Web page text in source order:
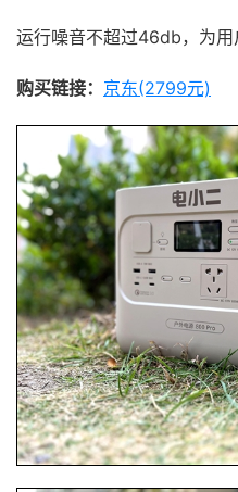
运行噪音不超过46db，为用
购买链接： 京东(2799元)